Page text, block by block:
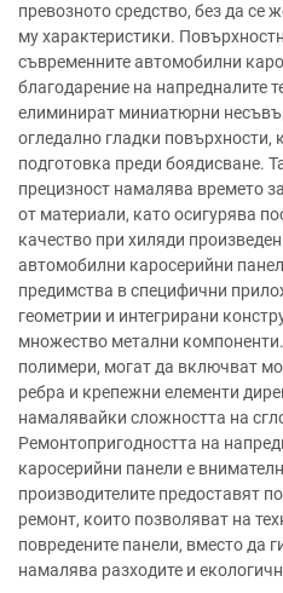
превозното средство, без да се
му характеристики.
съвременните автомобилни
благодарение на напредналите
елиминират миниатюрни
огледално гладки
подготовка преди боядисване.
прецизност намалява времето
от материали, като осигурява
качество при хиляди
автомобилни каросерийни
предимства в специфични
геометрии и интегрирани
множество метални
полимери, могат да включват
ребра и крепежни елементи
намалявайки сложността на
Ремонтопригодността на
каросерийни панели е
производителите предоставят
ремонт, които позволяват на
повредените панели, вместо да
намалява разходите и